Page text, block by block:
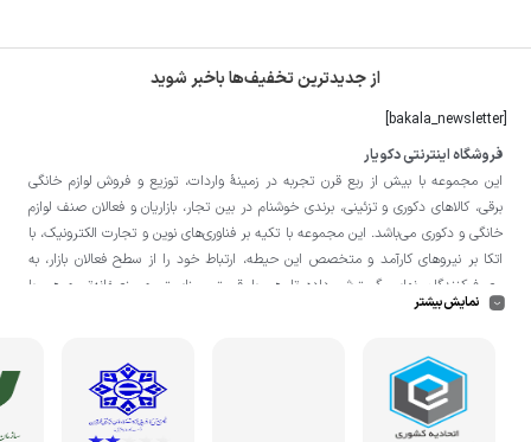
از جدیدترین تخفیف‌ها باخبر شوید
فروشگاه اینترنتی دکویار
این مجموعه با بيش از ربع قرن تجربه در زمينۀ واردات، توزيع و فروش لوازم خانگی
برقی، کالاهای دکوری و تزئینی، برندی خوشنام در بين تجار، بازاريان و فعالان صنف لوازم
خانگی و دکوری می‌باشد. این مجموعه با تكيه بر فناوری‌های نوين و تجارت الكترونيک، با
اتکا بر نيروهای كارآمد و متخصص اين حيطه، ارتباط خود را از سطح فعالان بازار، به
مصرف‌كنندگان نهايی گسترش داده تا هم با قيمتی مناسبتر و منصفانه‌تر و هم با
خدماتی گسترده‌تر و كيفی‌تر در خدمت هموطنان عزیز در اقصی نقاط ميهنمان باشد.
کالا از انبار تنها در صورت ثبت سفارش قبلی از طریق سایت و انتخاب زمان، امکان پذیر
نمایش بیشتر